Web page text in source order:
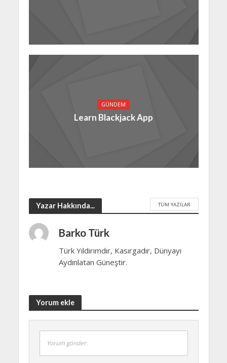
GÜNDEM
Learn Blackjack App
Yazar Hakkında... TÜM YAZILAR
Barko Türk
Türk Yıldırımdır, Kasırgadır, Dünyayı
Aydınlatan Güneştir.
Yorum ekle
Yorum gönder